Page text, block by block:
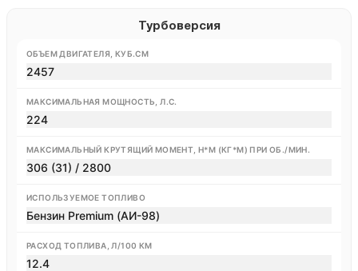
Турбоверсия
ОБЪЕМ ДВИГАТЕЛЯ, КУБ.СМ
2457
МАКСИМАЛЬНАЯ МОЩНОСТЬ, Л.С.
224
МАКСИМАЛЬНЫЙ КРУТЯЩИЙ МОМЕНТ, Н*М (КГ*М) ПРИ ОБ./МИН.
306 (31) / 2800
ИСПОЛЬЗУЕМОЕ ТОПЛИВО
Бензин Premium (АИ-98)
РАСХОД ТОПЛИВА, Л/100 КМ
12.4